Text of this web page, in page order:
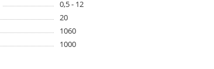
0,5 - 12
20
1060
1000